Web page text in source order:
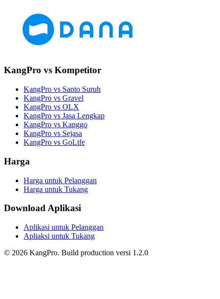
KangPro vs Kompetitor
KangPro vs Santo Suruh
KangPro vs Gravel
KangPro vs OLX
KangPro vs Jasa Lengkap
KangPro vs Kanggo
KangPro vs Sejasa
KangPro vs GoLife
Harga
Harga untuk Pelanggan
Harga untuk Tukang
Download Aplikasi
Aplikasi untuk Pelanggan
Apliaksi untuk Tukang
© 2026 KangPro. Build production versi 1.2.0